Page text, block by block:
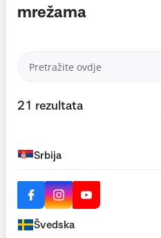
mrežama
21 rezultata
Srbija
Švedska